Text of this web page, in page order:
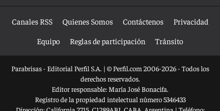
Canales RSS Quienes Somos Contáctenos
Privacidad
Equipo
Reglas de participación Tránsito
Parabrisas - Editorial Perfil S.A. | © Perfil.com 2006-2026 - Todos los
derechos reservados.
Editor responsable: María José Bonacifa.
Registro de la propiedad intelectual número 5346433